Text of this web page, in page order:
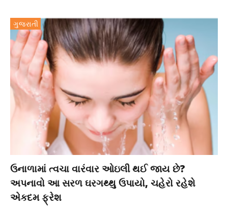
ગુજરાતી
ઉનાળામાં ત્વચા વારંવાર ઓઇલી થઈ જાય છે?
અપનાવો આ સરળ ઘરગથ્થુ ઉપાયો, ચહેરો રહેશે
એકદમ ફ્રેશ